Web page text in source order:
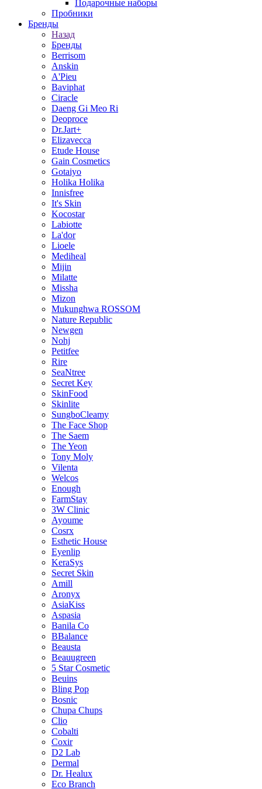
Подарочные наборы
Пробники
Бренды
Назад
Бренды
Berrisom
Anskin
A'Pieu
Baviphat
Ciracle
Daeng Gi Meo Ri
Deoproce
Dr.Jart+
Elizavecca
Etude House
Gain Cosmetics
Gotaiyo
Holika Holika
Innisfree
It's Skin
Kocostar
Labiotte
La'dor
Lioele
Mediheal
Mijin
Milatte
Missha
Mizon
Mukunghwa ROSSOM
Nature Republic
Newgen
Nohj
Petitfee
Rire
SeaNtree
Secret Key
SkinFood
Skinlite
SungboCleamy
The Face Shop
The Saem
The Yeon
Tony Moly
Vilenta
Welcos
Enough
FarmStay
3W Clinic
Ayoume
Cosrx
Esthetic House
Eyenlip
KeraSys
Secret Skin
Amill
Aronyx
AsiaKiss
Aspasia
Banila Co
BBalance
Beausta
Beauugreen
5 Star Cosmetic
Beuins
Bling Pop
Bosnic
Chupa Chups
Clio
Cobalti
Coxir
D2 Lab
Dermal
Dr. Healux
Eco Branch